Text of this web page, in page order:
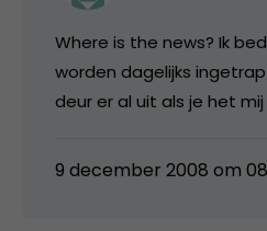
Where is the news? Ik
worden dagelijks
deur er al uit als je het
9 december 2008 om